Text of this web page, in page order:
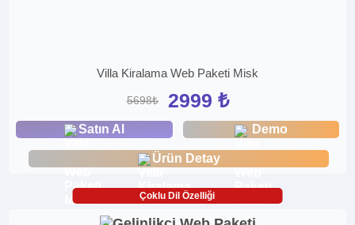
Villa Kiralama Web Paketi Misk
5698₺ 2999 ₺
Satın Al Demo
Ürün Detay
Çoklu Dil Özelliği